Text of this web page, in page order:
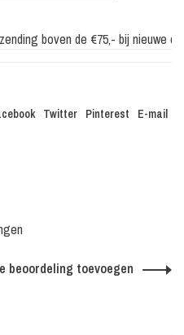
boven de €75,- bij nieuwe
Twitter Pinterest E-mail
beoordeling toevoegen